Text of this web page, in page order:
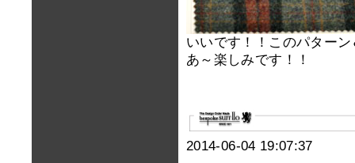
いいです！！このパター
あ～楽しみです！！
2014-06-04 19:07:37